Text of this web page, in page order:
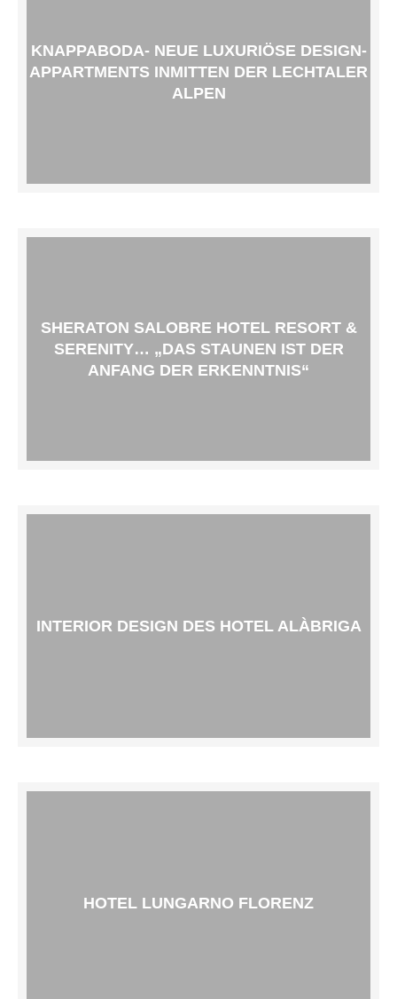
KNAPPABODA- NEUE LUXURIÖSE DESIGN-
APPARTMENTS INMITTEN DER LECHTALER
ALPEN
SHERATON SALOBRE HOTEL RESORT &
SERENITY… „DAS STAUNEN IST DER
ANFANG DER ERKENNTNIS“
INTERIOR DESIGN DES HOTEL ALÀBRIGA
HOTEL LUNGARNO FLORENZ